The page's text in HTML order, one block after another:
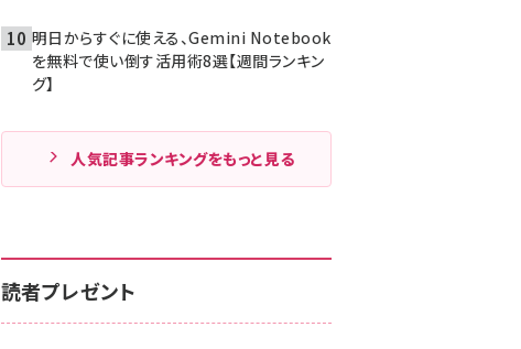
明日からすぐに使える、Gemini Notebook
を無料で使い倒す活用術8選【週間ランキン
グ】
人気記事ランキングをもっと見る
読者プレゼント